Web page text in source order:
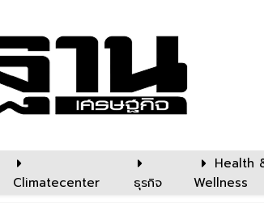
Climatecenter ธุรกิจ
Health
Wellness